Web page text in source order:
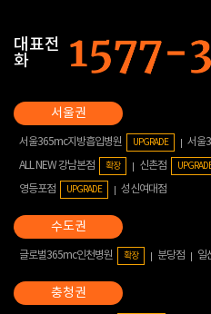
대표전
화
서울365mc지방흡입병원 UPGRADE 서울
ALL NEW 강남본점 확장 신촌점
영등포점
UPGRADE 성신여대점
글로벌365mc인천병원 확장 분당점 일